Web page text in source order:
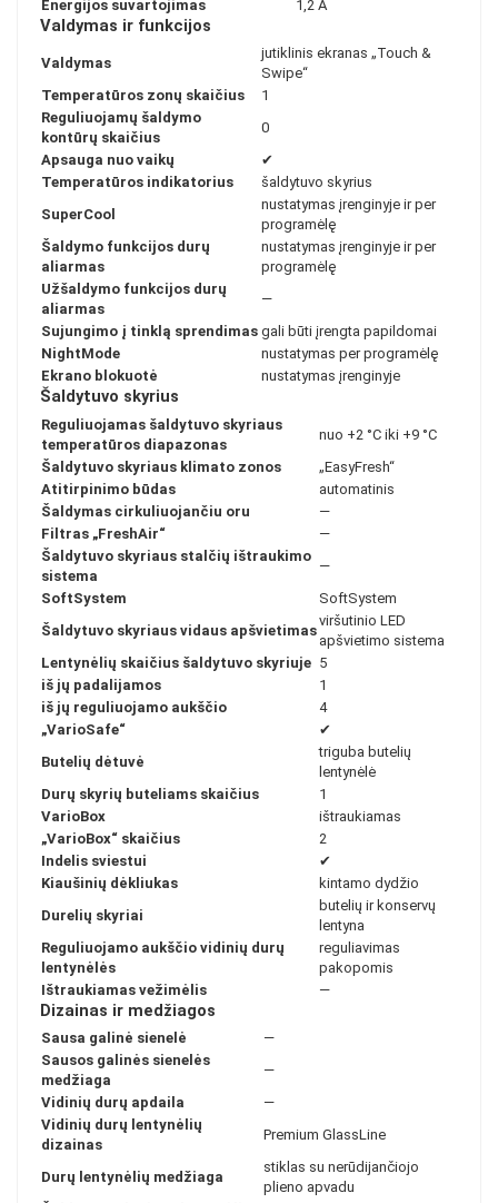
Energijos suvartojimas 1,2 A
Valdymas ir funkcijos
Valdymas
jutiklinis ekranas „Touch &
Swipe“
Temperatūros zonų skaičius
1
Reguliuojamų šaldymo
kontūrų skaičius
0
Apsauga nuo vaikų
✔
Temperatūros indikatorius
šaldytuvo skyrius
SuperCool
nustatymas įrenginyje ir per
programėlę
Šaldymo funkcijos durų
aliarmas
nustatymas įrenginyje ir per
programėlę
Užšaldymo funkcijos durų
aliarmas
—
Sujungimo į tinklą sprendimas gali būti įrengta papildomai
NightMode
nustatymas per programėlę
Ekrano blokuotė
nustatymas įrenginyje
Šaldytuvo skyrius
Reguliuojamas šaldytuvo skyriaus
temperatūros diapazonas
nuo +2 °C iki +9 °C
Šaldytuvo skyriaus klimato zonos
„EasyFresh“
Atitirpinimo būdas
automatinis
Šaldymas cirkuliuojančiu oru
—
Filtras „FreshAir“
—
Šaldytuvo skyriaus stalčių ištraukimo
sistema
—
SoftSystem
SoftSystem
Šaldytuvo skyriaus vidaus apšvietimas
viršutinio LED
apšvietimo sistema
Lentynėlių skaičius šaldytuvo skyriuje 5
iš jų padalijamos
1
iš jų reguliuojamo aukščio
4
„VarioSafe“
✔
Butelių dėtuvė
triguba butelių
lentynėlė
Durų skyrių buteliams skaičius
1
VarioBox
ištraukiamas
„VarioBox“ skaičius
2
Indelis sviestui
✔
Kiaušinių dėkliukas
kintamo dydžio
Durelių skyriai
butelių ir konservų
lentyna
Reguliuojamo aukščio vidinių durų
lentynėlės
reguliavimas
pakopomis
Ištraukiamas vežimėlis
—
Dizainas ir medžiagos
Sausa galinė sienelė
—
Sausos galinės sienelės
medžiaga
—
Vidinių durų apdaila
—
Vidinių durų lentynėlių
dizainas
Premium GlassLine
Durų lentynėlių medžiaga
stiklas su nerūdijančiojo
plieno apvadu